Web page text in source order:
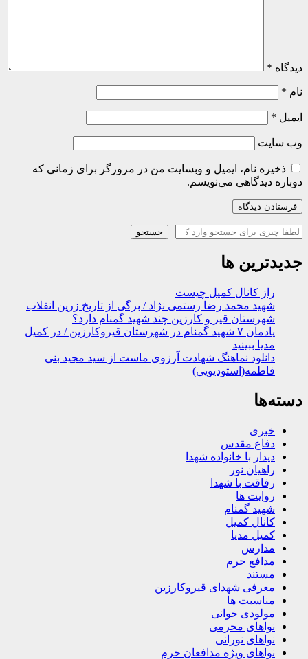
دیدگاه *
نام *
ایمیل *
وب‌ سایت
ذخیره نام، ایمیل و وبسایت من در مرورگر برای زمانی که
دوباره دیدگاهی می‌نویسم.
جستجو جستجو
جدیدترین ها
راز کانال کمیل چیست
شهید محمد رضا رستمی نژاد / برگی از تاریخ زرین انقلاب
شهرستان قیر و کارزین چند شهید گمنام دارد؟
یادمان ۷ شهید گمنام در شهرستان قیروکارزین / در کمیل
مدیا ببینید
دانلود نماهنگ شهادت آرزوی ماست از سید مجید بنی
فاطمه(استودیویی)
دسته‌ها
خبری
دفاع مقدس
دیدار با خانواده شهدا
راهیان نور
رفاقت با شهدا
روایت ها
شهید گمنام
کانال کمیل
کمیل مدیا
مدارس
مدافع حرم
مستند
معرفی شهدای قیروکارزین
مناسبت ها
مولودی خوانی
نواهای محرمی
نواهای نورانی
نواهای ویژه مدافعان حرم